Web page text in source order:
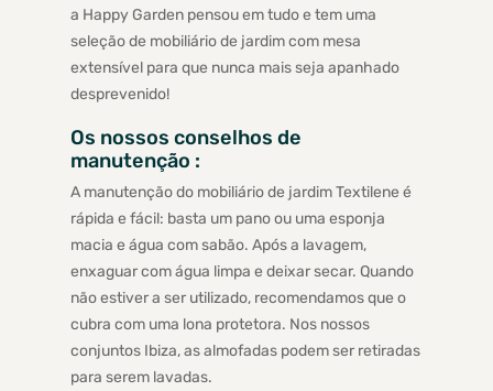
a Happy Garden pensou em tudo e tem uma
seleção de mobiliário de jardim com mesa
extensível para que nunca mais seja apanhado
desprevenido!
Os nossos conselhos de
manutenção :
A manutenção do mobiliário de jardim Textilene é
rápida e fácil: basta um pano ou uma esponja
macia e água com sabão. Após a lavagem,
enxaguar com água limpa e deixar secar. Quando
não estiver a ser utilizado, recomendamos que o
cubra com uma lona protetora. Nos nossos
conjuntos Ibiza, as almofadas podem ser retiradas
para serem lavadas.